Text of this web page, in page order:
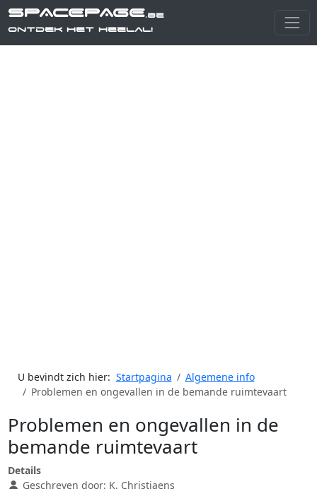
SPACEPAGE.be
Ontdek het heelal!
U bevindt zich hier: Startpagina
Algemene info
Problemen en ongevallen in de bemande ruimtevaart
Problemen en ongevallen in de
bemande ruimtevaart
Details
Geschreven door: K. Christiaens